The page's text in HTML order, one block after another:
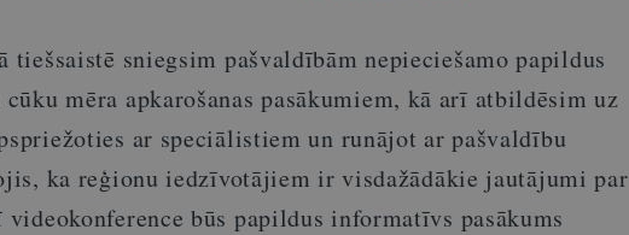
tiešsaistē sniegsim pašvaldībām nepieciešamo papildus
mēra apkarošanas pasākumiem, kā arī atbildēsim uz
ar speciālistiem un runājot ar pašvaldību
ka reģionu iedzīvotājiem ir visdažādākie jautājumi par
būs papildus informatīvs pasākums